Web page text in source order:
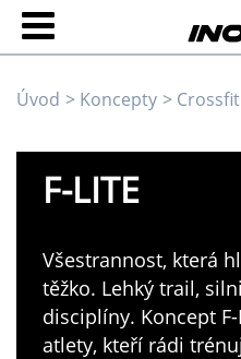
Úvod Koncepty Crossfit
F-LITE
Všestrannost, která
těžko. Lehký trail,
disciplíny. Koncept
atlety, kteří rádi